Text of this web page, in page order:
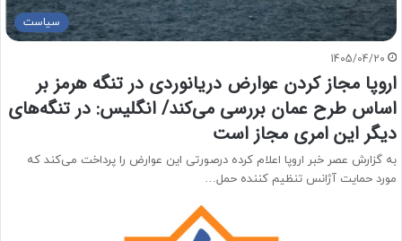
سیاست
1405/04/20
اروپا مجاز کردن عوارض دریانوردی در تنگه هرمز بر
اساس طرح عمان بررسی می‌کند/ انگلیس: در تنگه‌های
دیگر این امری مجاز است
به گزارش عصر خبر اروپا اعلام کرده درصورتی این عوارض را پرداخت می‌کند که
مورد حمایت آژانس تنظیم کننده حمل…